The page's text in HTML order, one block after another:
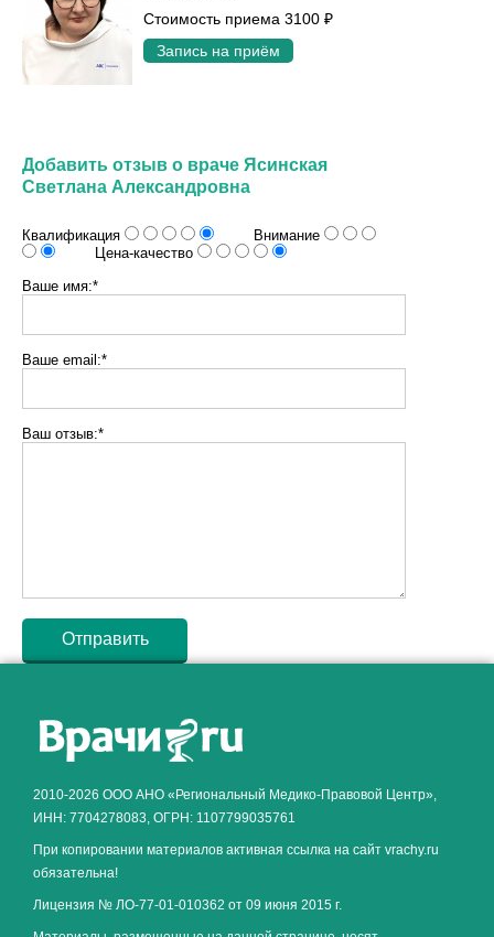
Стоимость приема 3100 ₽
Запись на приём
Добавить отзыв о враче Ясинская
Светлана Александровна
Квалификация
Внимание
Цена-качество
Ваше имя:*
Ваше email:*
Ваш отзыв:*
2010-2026 ООО АНО «Региональный Медико-Правовой Центр»,
ИНН: 7704278083, ОГРН: 1107799035761
При копировании материалов активная ссылка на сайт vrachy.ru
обязательна!
Лицензия № ЛО-77-01-010362 от 09 июня 2015 г.